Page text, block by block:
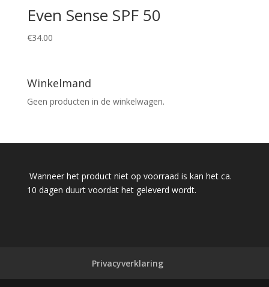
Even Sense SPF 50
€34.00
Winkelmand
Geen producten in de winkelwagen.
Wanneer het product niet op voorraad is kan het ca.
10 dagen duurt voordat het geleverd wordt.
Privacyverklaring